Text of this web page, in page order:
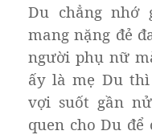
Du chẳng nhớ
mang nặng đẻ
người phụ nữ
ấy là mẹ Du
vợi suốt gần
quen cho Du